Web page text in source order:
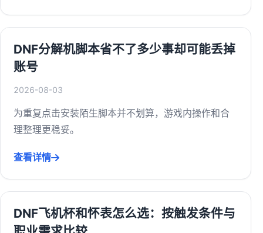
DNF分解机脚本省不了多少事却可能丢掉
账号
2026-08-03
为重复点击安装陌生脚本并不划算，游戏内操作和合
理整理更稳妥。
查看详情
DNF飞机杯和怀表怎么选：按触发条件与